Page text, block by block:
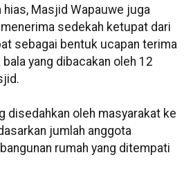
hias, Masjid Wapauwe juga
sedekah ketupat dari
sebagai bentuk ucapan terima
yang dibacakan oleh 12
disedahkan oleh masyarakat ke
jumlah anggota
rumah yang ditempati